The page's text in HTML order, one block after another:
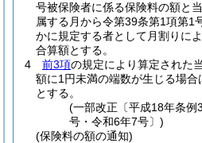
号被保険者に係る保険料の額と
属する月から令第39条第1項第1
かに規定する者として月割りに
合算額とする。
4
前3項の規定により算定された
額に1円未満の端数が生じる場
とする。
(一部改正〔平成18年条例
号・令和6年7号〕)
(保険料の額の通知)